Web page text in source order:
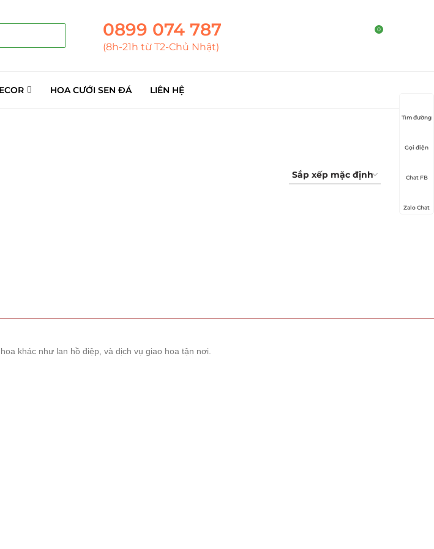
0899 074 787
(8h-21h từ T2-Chủ Nhật)
0
HOA CƯỚI SEN ĐÁ LIÊN HỆ
khác như lan hồ điệp, và dịch vụ giao hoa tận nơi.
Tìm đường
Gọi điện
Chat FB
Zalo Chat